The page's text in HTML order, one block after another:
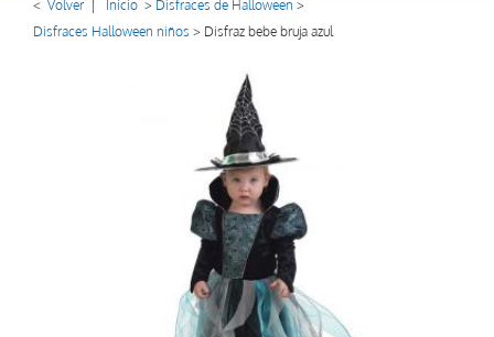
< Volver Inicio > Disfraces de Halloween >
Disfraces Halloween niños > Disfraz bebe bruja azul